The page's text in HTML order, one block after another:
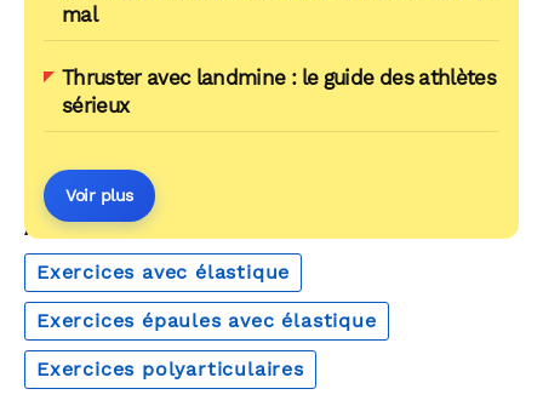
mal
Thruster avec landmine : le guide des athlètes
sérieux
Voir plus
AUTOUR DU MÊME THÈME
Exercices avec élastique
Exercices épaules avec élastique
Exercices polyarticulaires